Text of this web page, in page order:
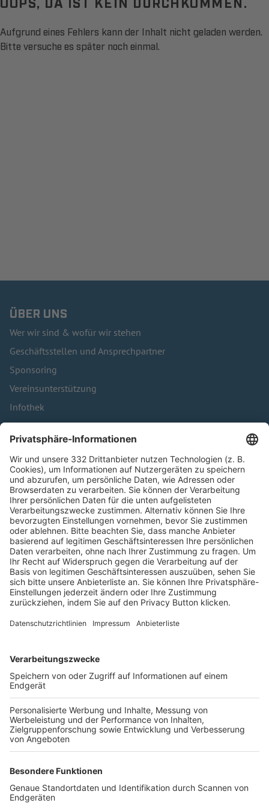
Aufgrund eines Fehlers kann der Inhalt nicht geladen werden.
Bitte versuche es später noch einmal.
ÜBER UNS
Wer wir sind & wofür wir stehen
Geschäftsstellen und Ansprechpartner
Sponsoring
Vereinsunterstützung
Infothek
Kontakt
HÄUFIG BESUCHTE SEITEN
Pässe und Vereinswechsel
Trainerausbildung
Schulungsangebot Vereinsmitarbeiter
BFV-Geschäftsstellen
Trainerbörse
Login SpielPlus
FOLGE DEM BFV
TOP-VEREINE
TOP-PARTNER